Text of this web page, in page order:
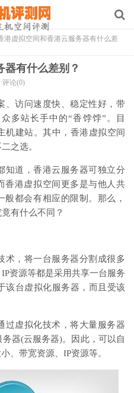
港虚拟空间和香港云服务器有什么差
器有什么差别？
评论(0)
、访问速度快、稳定性好，带
多站长手中的“香饽饽”。目
机建站。其中，香港虚拟空间
之选。
知道，香港云服务器可独立分
香港虚拟空间更多是与他人共
般都会有相应的限制。那么，
有什么不同？
术，将一台服务器分割成很多
资源等都是采用共享一台服务
该台虚拟化服务器，而且受该
过虚拟化技术，将大量服务器
器(云服务器)。因此，可以自
、带宽资源、IP资源等。